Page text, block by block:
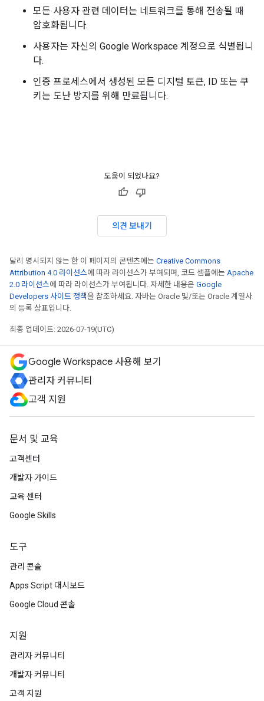
모든 사용자 관련 데이터는 네트워크를 통해 전송될 때
암호화됩니다.
사용자는 자신의 Google Workspace 계정으로 식별됩니
다.
인증 프로세스에서 생성된 모든 디지털 토큰, ID 또는 쿠
키는 도난 방지를 위해 만료됩니다.
도움이 되었나요?
의견 보내기
달리 명시되지 않는 한 이 페이지의 콘텐츠에는 Creative Commons
Attribution 4.0 라이선스에 따라 라이선스가 부여되며, 코드 샘플에는 Apache
2.0 라이선스에 따라 라이선스가 부여됩니다. 자세한 내용은 Google
Developers 사이트 정책을 참조하세요. 자바는 Oracle 및/또는 Oracle 계열사
의 등록 상표입니다.
최종 업데이트: 2026-07-19(UTC)
Google Workspace 사용해 보기
관리자 커뮤니티
고객 지원
문서 및 교육
고객센터
개발자 가이드
교육 센터
Google Skills
도구
관리 콘솔
Apps Script 대시보드
Google Cloud 콘솔
지원
관리자 커뮤니티
개발자 커뮤니티
고객 지원